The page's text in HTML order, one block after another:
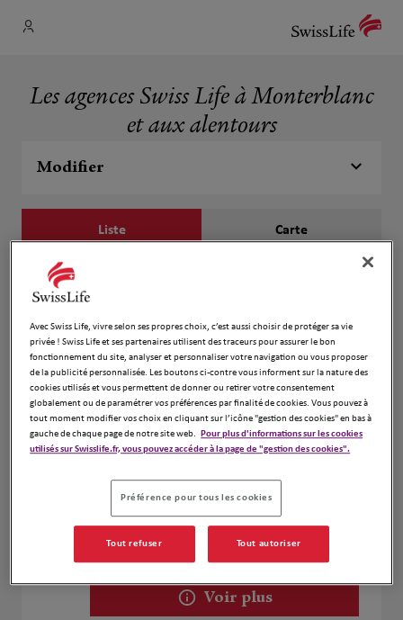
Les agences Swiss Life à Monterblanc
et aux alentours
Modifier
Liste Carte
1
1.92 km
Ouvert 09:00 - 12:00 et 13:00 - 18:00
Numéro
Voir plus
39bis avenue Roosevelt
56000 Vannes
Numéro
Voir plus
Avec Swiss Life, vivre selon ses propres choix, c’est aussi choisir de protéger sa vie
privée ! Swiss Life et ses partenaires utilisent des traceurs pour assurer le bon
fonctionnement du site, analyser et personnaliser votre navigation ou vous proposer
de la publicité personnalisée. Les boutons ci-contre vous informent sur la nature des
cookies utilisés et vous permettent de donner ou retirer votre consentement
globalement ou de paramétrer vos préférences par finalité de cookies. Vous pouvez à
tout moment modifier vos choix en cliquant sur l’icône "gestion des cookies" en bas à
gauche de chaque page de notre site web. Pour plus d'informations sur les cookies
utilisés sur Swisslife.fr, vous pouvez accéder à la page de "gestion des cookies".
Préférence pour tous les cookies
Tout refuser Tout autoriser